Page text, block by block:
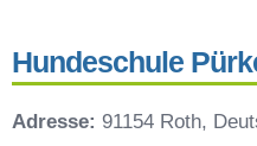
Hundeschule
Adresse: 91154 Roth,